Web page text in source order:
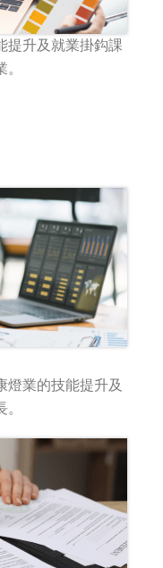
提升及就業掛鈎課
燈業的技能提升及